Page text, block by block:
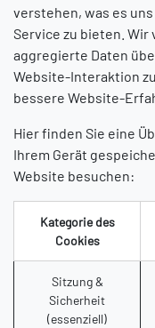
verstehen, was es
Service zu bieten. Wir
aggregierte Daten
Website-Interaktion
bessere Website-
Hier finden Sie eine
Ihrem Gerät
Website besuchen:
Kategorie des
Cookies
Sitzung &
Sicherheit
(essenziell)